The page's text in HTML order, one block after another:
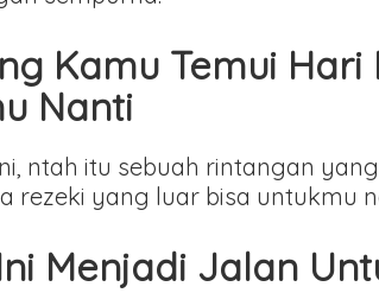
Kamu Temui Hari
Nanti
ntah itu sebuah rintangan
rezeki yang luar bisa untukmu
Menjadi Jalan